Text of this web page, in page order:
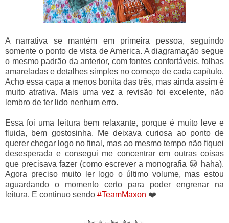
A narrativa se mantém em primeira pessoa, seguindo
somente o ponto de vista de America. A diagramação segue
o mesmo padrão da anterior, com fontes confortáveis, folhas
amareladas e detalhes simples no começo de cada capítulo.
Acho essa capa a menos bonita das três, mas ainda assim é
muito atrativa. Mais uma vez a revisão foi excelente, não
lembro de ter lido nenhum erro.
Essa foi uma leitura bem relaxante, porque é muito leve e
fluida, bem gostosinha. Me deixava curiosa ao ponto de
querer chegar logo no final, mas ao mesmo tempo não fiquei
desesperada e consegui me concentrar em outras coisas
que precisava fazer (como escrever a monografia 😪 haha).
Agora preciso muito ler logo o último volume, mas estou
aguardando o momento certo para poder engrenar na
leitura. E continuo sendo #TeamMaxon ❤️